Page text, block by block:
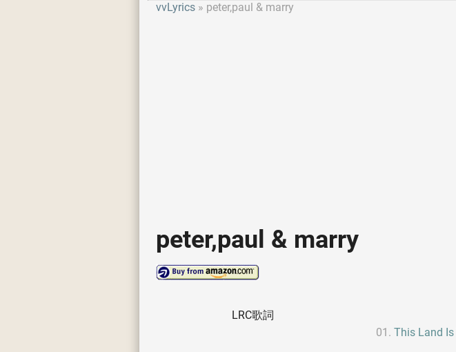
vvLyrics peter,paul & marry
peter,paul & marry
LRC歌詞
This Land Is